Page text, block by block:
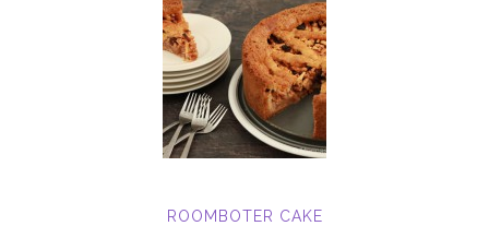
ROOMBOTER CAKE